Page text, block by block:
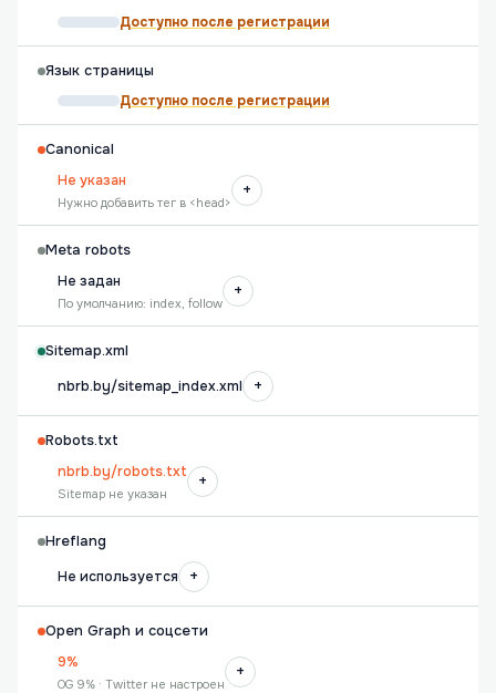
Доступно после регистрации
Язык страницы
Доступно после регистрации
Canonical
Не указан
Нужно добавить тег в <head>
+
Meta robots
Не задан
По умолчанию: index, follow
+
Sitemap.xml
nbrb.by/sitemap_index.xml
+
Robots.txt
nbrb.by/robots.txt
Sitemap не указан
+
Hreflang
Не используется
+
Open Graph и соцсети
9%
OG 9% · Twitter не настроен
+